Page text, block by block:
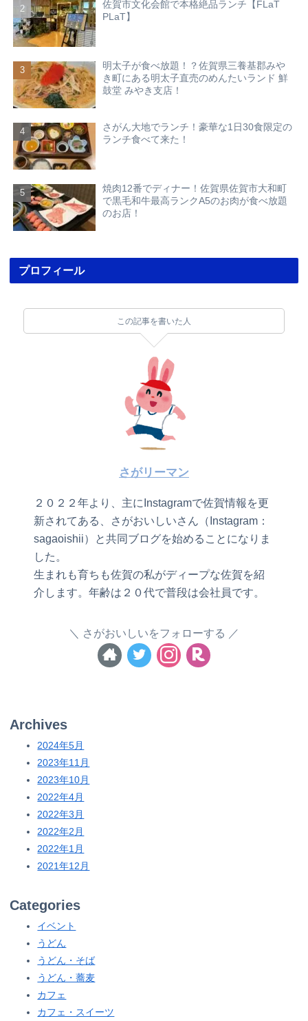
佐賀市文化会館で本格絶品ランチ【FLaT
PLaT】
明太子が食べ放題！？佐賀県三養基郡みや
き町にある明太子直売のめんたいランド 鮮
鼓堂 みやき支店！
さがん大地でランチ！豪華な1日30食限定の
ランチ食べて来た！
焼肉12番でディナー！佐賀県佐賀市大和町
で黒毛和牛最高ランクA5のお肉が食べ放題
のお店！
プロフィール
この記事を書いた人
さがリーマン
２０２２年より、主にInstagramで佐賀情報を更
新されてある、さがおいしいさん（Instagram：
sagaoishii）と共同ブログを始めることになりま
した。
生まれも育ちも佐賀の私がディープな佐賀を紹
介します。年齢は２０代で普段は会社員です。
さがおいしいをフォローする
Archives
2024年5月
2023年11月
2023年10月
2022年4月
2022年3月
2022年2月
2022年1月
2021年12月
Categories
イベント
うどん
うどん・そば
うどん・蕎麦
カフェ
カフェ・スイーツ